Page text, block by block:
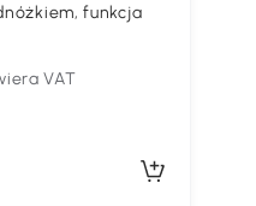
funkcja
VAT